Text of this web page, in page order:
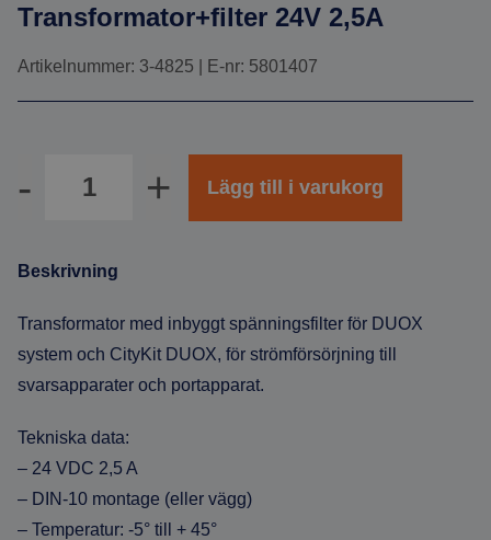
Transformator+filter 24V 2,5A
Artikelnummer: 3-4825 | E-nr: 5801407
Lägg till i varukorg
Beskrivning
Transformator med inbyggt spänningsfilter för DUOX
system och CityKit DUOX, för strömförsörjning till
svarsapparater och portapparat.
Tekniska data:
– 24 VDC 2,5 A
– DIN-10 montage (eller vägg)
– Temperatur: -5° till + 45°